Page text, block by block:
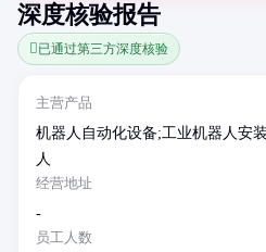
深度核验报告
已通过第三方深度核验
主营产品
机器人自动化设备;工业机器人安
人
经营地址
-
员工人数